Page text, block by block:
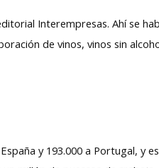
Interempresas. Ahí se
de vinos, vinos sin
y 193.000 a Portugal, y